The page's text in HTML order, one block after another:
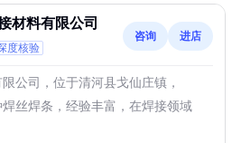
材料有限公司
度核验
咨询 进店
公司，位于清河县戈仙庄镇，
丝焊条，经验丰富，在焊接领域